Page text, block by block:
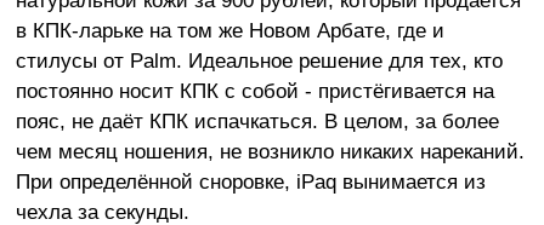
в КПК-ларьке на том же Новом Арбате, где и
стилусы от Palm. Идеальное решение для тех, кто
постоянно носит КПК с собой - пристёгивается на
пояс, не даёт КПК испачкаться. В целом, за более
чем месяц ношения, не возникло никаких нареканий.
При определённой сноровке, iPaq вынимается из
чехла за секунды.